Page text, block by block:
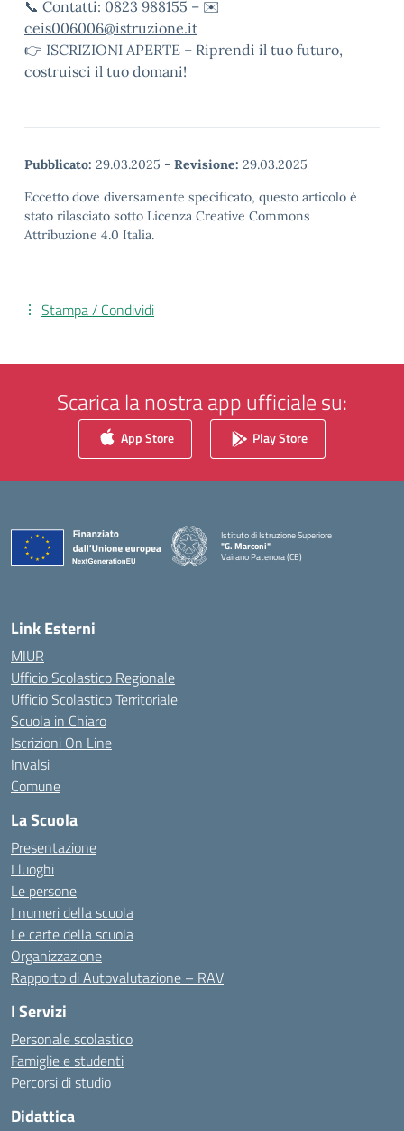
📞 Contatti: 0823 988155 – ✉️
ceis006006@istruzione.it
👉 ISCRIZIONI APERTE – Riprendi il tuo futuro,
costruisci il tuo domani!
Pubblicato: 29.03.2025 - Revisione: 29.03.2025
Eccetto dove diversamente specificato, questo articolo è
stato rilasciato sotto Licenza Creative Commons
Attribuzione 4.0 Italia.
Stampa / Condividi
Scarica la nostra app ufficiale su:
App Store Play Store
Istituto di Istruzione Superiore
"G. Marconi"
Vairano Patenora (CE)
Link Esterni
MIUR
Ufficio Scolastico Regionale
Ufficio Scolastico Territoriale
Scuola in Chiaro
Iscrizioni On Line
Invalsi
Comune
La Scuola
Presentazione
I luoghi
Le persone
I numeri della scuola
Le carte della scuola
Organizzazione
Rapporto di Autovalutazione – RAV
I Servizi
Personale scolastico
Famiglie e studenti
Percorsi di studio
Didattica